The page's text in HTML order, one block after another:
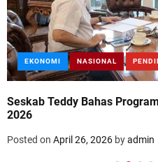
EKONOMI NASIONAL
Seskab Teddy Bahas
2026
Posted on April 26, 2026 byadmin